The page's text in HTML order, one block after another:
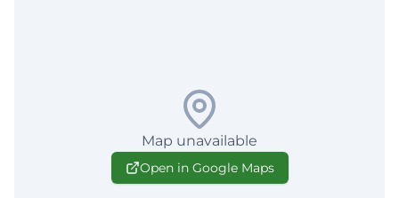
Map unavailable
Open in Google Maps